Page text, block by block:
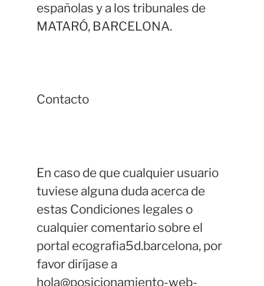
españolas y a los tribunales de
MATARÓ, BARCELONA.
Contacto
En caso de que cualquier usuario
tuviese alguna duda acerca de
estas Condiciones legales o
cualquier comentario sobre el
portal ecografia5d.barcelona, por
favor diríjase a
hola@posicionamiento-web-